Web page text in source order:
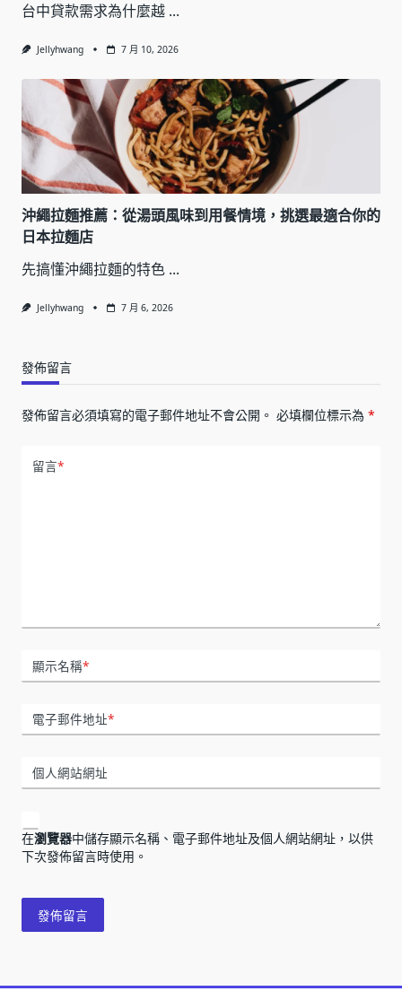
台中貸款需求為什麼越 ...
Jellyhwang 7 月 10, 2026
沖繩拉麵推薦：從湯頭風味到用餐情境，挑選最適合你的
日本拉麵店
先搞懂沖繩拉麵的特色 ...
Jellyhwang 7 月 6, 2026
發佈留言
發佈留言必須填寫的電子郵件地址不會公開。 必填欄位標示為 *
留言*
顯示名稱*
電子郵件地址*
個人網站網址
在瀏覽器中儲存顯示名稱、電子郵件地址及個人網站網址，以供
下次發佈留言時使用。